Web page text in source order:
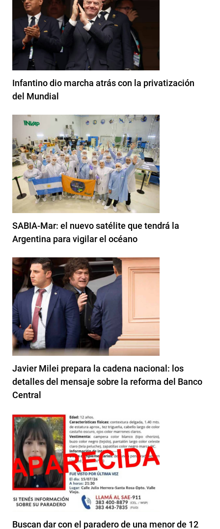
Infantino dio marcha atrás con la privatización
del Mundial
SABIA-Mar: el nuevo satélite que tendrá la
Argentina para vigilar el océano
Javier Milei prepara la cadena nacional: los
detalles del mensaje sobre la reforma del Banco
Central
Buscan dar con el paradero de una menor de 12